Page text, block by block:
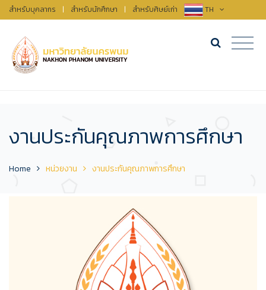
สำหรับบุคลากร | สำหรับนักศึกษา | สำหรับศิษย์เก่า TH
งานประกันคุณภาพการศึกษา
Home หน่วยงาน งานประกันคุณภาพการศึกษา